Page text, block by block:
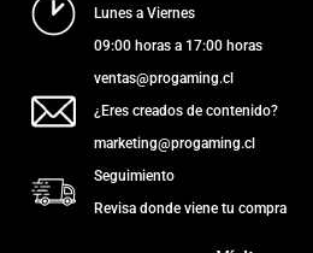
Lunes a Viernes
09:00 horas a 17:00 horas
ventas@progaming.cl
¿Eres creados de contenido?
marketing@progaming.cl
Seguimiento
Revisa donde viene tu compra